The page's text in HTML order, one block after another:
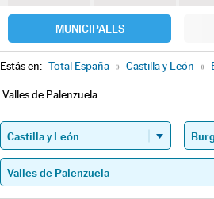
MUNICIPALES
Estás en: Total España » Castilla y León »
Valles de Palenzuela